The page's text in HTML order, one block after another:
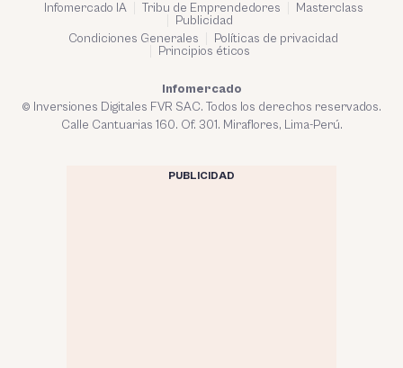
Infomercado IA Tribu de Emprendedores
Masterclass
Publicidad
Condiciones Generales
Políticas de privacidad
Principios éticos
Infomercado
© Inversiones Digitales FVR SAC. Todos los derechos reservados.
Calle Cantuarias 160. Of. 301. Miraflores, Lima-Perú.
PUBLICIDAD